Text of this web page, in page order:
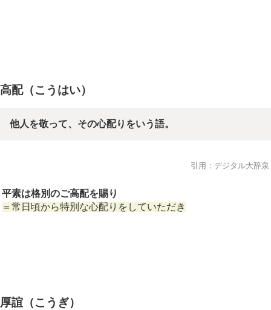
高配（こうはい）
他人を敬って、その心配りをいう語。
引用：デジタル大辞泉
平素は格別のご高配を賜り
＝常日頃から特別な心配りをしていただき
厚誼（こうぎ）